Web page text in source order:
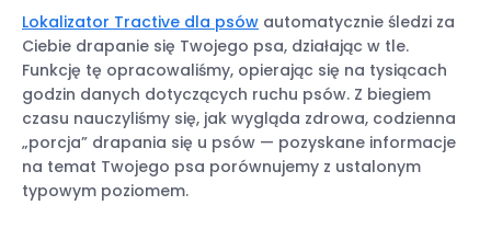
Lokalizator Tractive dla psów automatycznie śledzi za
Ciebie drapanie się Twojego psa, działając w tle.
Funkcję tę opracowaliśmy, opierając się na tysiącach
godzin danych dotyczących ruchu psów. Z biegiem
czasu nauczyliśmy się, jak wygląda zdrowa, codzienna
„porcja” drapania się u psów — pozyskane informacje
na temat Twojego psa porównujemy z ustalonym
typowym poziomem.